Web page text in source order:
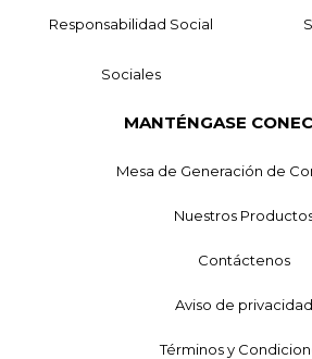
Responsabilidad Social
Sociales
MANTÉNGASE
Mesa de Generación de
Nuestros
Contáctenos
Aviso de privacidad
Términos y